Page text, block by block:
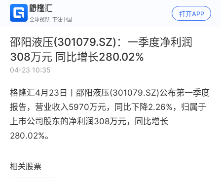
全球视野, 下注中国
打开APP
邵阳液压(301079.SZ)：一季度净利润
308万元 同比增长280.02%
04-23 10:35
格隆汇4月23日丨 邵阳液压(301079.SZ)公布第一季度
报告 ， 营业收入5970万元，同比下降2.26%， 归属于
上市公司股东的净利润 308万元，同比增长
280.02%。
相关股票